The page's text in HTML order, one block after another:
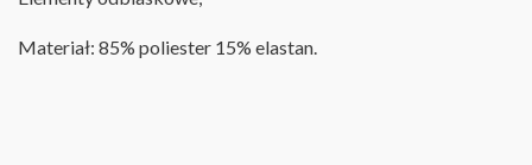
Materiał: 85% poliester 15% elastan.